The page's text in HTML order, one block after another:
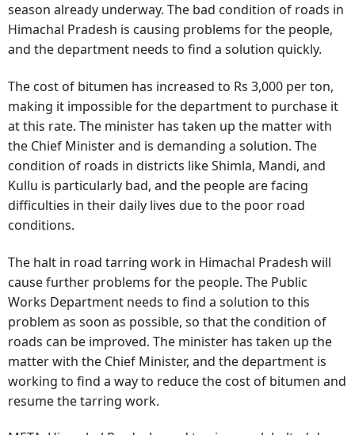
season already underway. The bad condition of roads in
Himachal Pradesh is causing problems for the people,
and the department needs to find a solution quickly.
The cost of bitumen has increased to Rs 3,000 per ton,
making it impossible for the department to purchase it
at this rate. The minister has taken up the matter with
the Chief Minister and is demanding a solution. The
condition of roads in districts like Shimla, Mandi, and
Kullu is particularly bad, and the people are facing
difficulties in their daily lives due to the poor road
conditions.
The halt in road tarring work in Himachal Pradesh will
cause further problems for the people. The Public
Works Department needs to find a solution to this
problem as soon as possible, so that the condition of
roads can be improved. The minister has taken up the
matter with the Chief Minister, and the department is
working to find a way to reduce the cost of bitumen and
resume the tarring work.